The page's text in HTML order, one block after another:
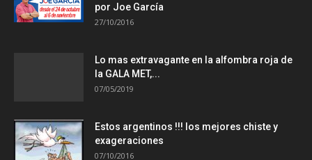
por Joe García
27/10/2016
Lo mas extravagante en la alfombra roja de
la GALA MET,...
07/05/2019
Estos argentinos !!! los mejores chiste y
exageraciones
07/10/2016